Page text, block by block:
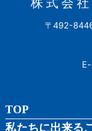
株式会
〒492-
TOP
私たちに出来る